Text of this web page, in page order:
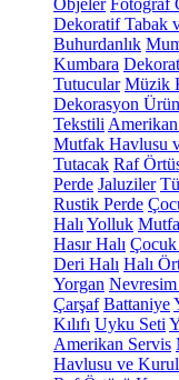
Objeler Fotoğraf
Dekoratif Tabak
Buhurdanlık
Kumbara
Tutucular Müzik
Dekorasyon
Tekstili
Mutfak Havlusu
Tutacak Raf
Perde Jaluziler
Rustik Perde
Halı Yolluk
Hasır Halı Çocuk
Deri Halı Halı
Yorgan Nevresim
Çarşaf Battaniye
Kılıfı Uyku Seti
Amerikan Servis
Havlusu ve